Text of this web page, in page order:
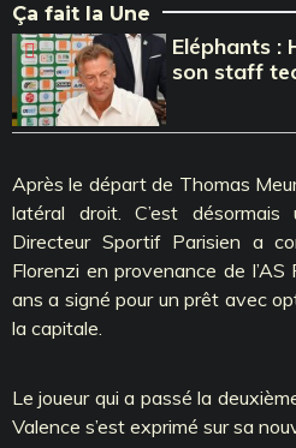
Ça fait la Une
Eléphants :
son staff
Après le départ de Thomas
latéral droit. C’est
Directeur Sportif Parisien a
Florenzi en provenance de
ans a signé pour un prêt avec
la capitale.
Le joueur qui a passé la
Valence s’est exprimé sur sa